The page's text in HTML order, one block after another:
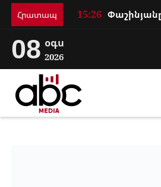
Հրատապ 15:26
08 օգս
2026